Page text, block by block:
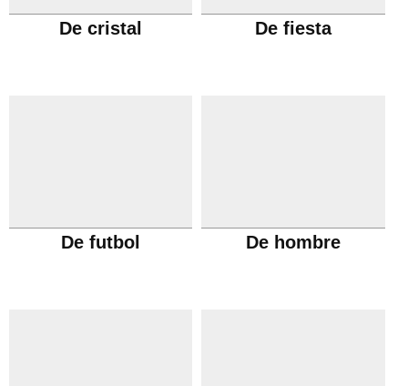
De cristal De fiesta
De futbol De hombre